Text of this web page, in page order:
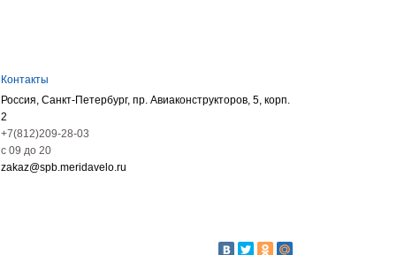
Контакты
Россия, Санкт-Петербург, пр. Авиаконструкторов, 5, корп.
2
+7(812)209-28-03
c 09 до 20
zakaz@spb.meridavelo.ru